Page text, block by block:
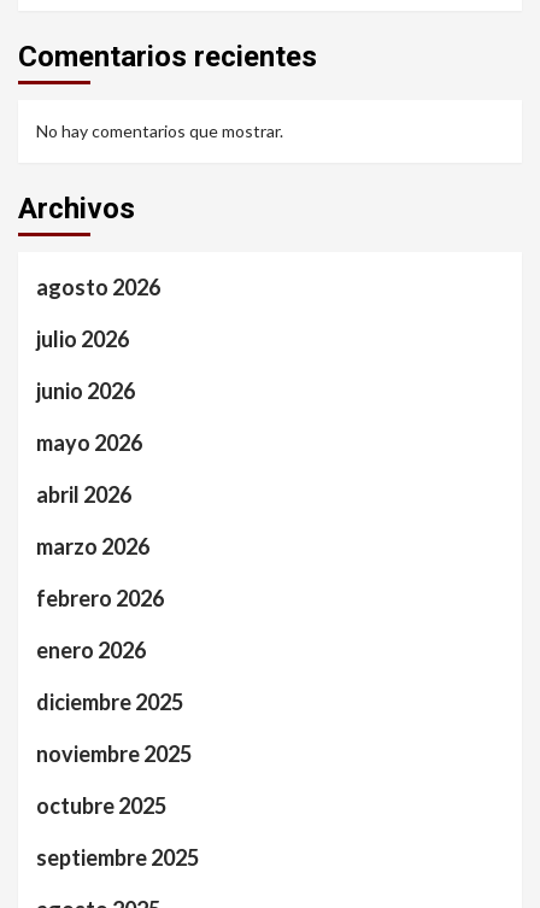
Comentarios recientes
No hay comentarios que mostrar.
Archivos
agosto 2026
julio 2026
junio 2026
mayo 2026
abril 2026
marzo 2026
febrero 2026
enero 2026
diciembre 2025
noviembre 2025
octubre 2025
septiembre 2025